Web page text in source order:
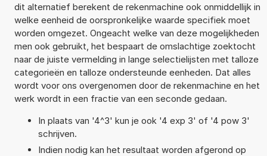
dit alternatief berekent de rekenmachine ook onmiddellijk in
welke eenheid de oorspronkelijke waarde specifiek moet
worden omgezet. Ongeacht welke van deze mogelijkheden
men ook gebruikt, het bespaart de omslachtige zoektocht
naar de juiste vermelding in lange selectielijsten met talloze
categorieën en talloze ondersteunde eenheden. Dat alles
wordt voor ons overgenomen door de rekenmachine en het
werk wordt in een fractie van een seconde gedaan.
In plaats van '4^3' kun je ook '4 exp 3' of '4 pow 3'
schrijven.
Indien nodig kan het resultaat worden afgerond op